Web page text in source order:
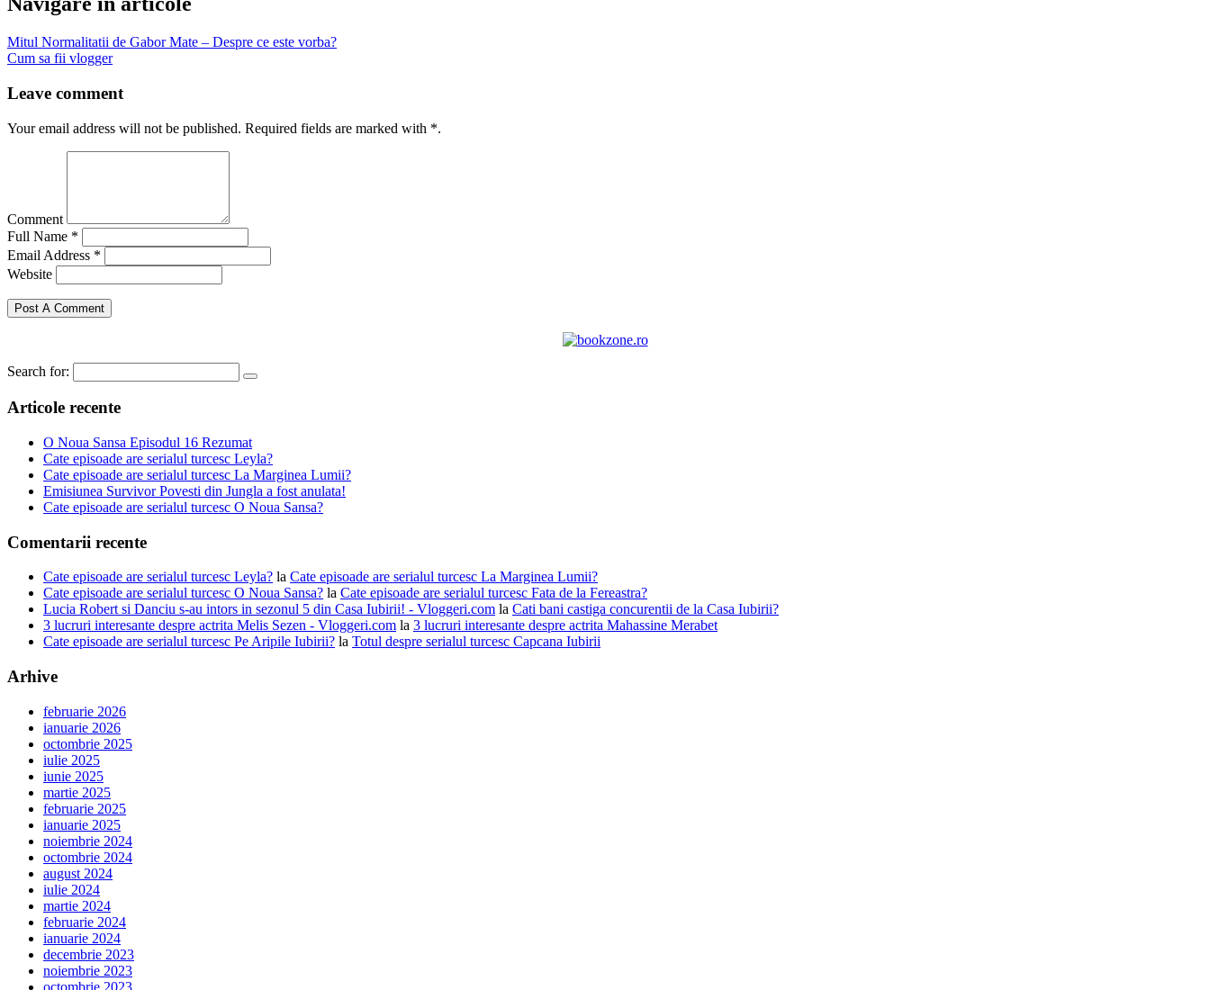
Mitul Normalitatii de Gabor Mate – Despre ce este vorba?
Cum sa fii vlogger
Leave comment
Your email address will not be published. Required fields are marked with *.
Comment
Full Name *
Email Address *
Website
Search for:
Articole recente
O Noua Sansa Episodul 16 Rezumat
Cate episoade are serialul turcesc Leyla?
Cate episoade are serialul turcesc La Marginea Lumii?
Emisiunea Survivor Povesti din Jungla a fost anulata!
Cate episoade are serialul turcesc O Noua Sansa?
Comentarii recente
Cate episoade are serialul turcesc Leyla? la Cate episoade are serialul turcesc La Marginea Lumii?
Cate episoade are serialul turcesc O Noua Sansa? la Cate episoade are serialul turcesc Fata de la Fereastra?
Lucia Robert si Danciu s-au intors in sezonul 5 din Casa Iubirii! - Vloggeri.com la Cati bani castiga concurentii de la Casa Iubirii?
3 lucruri interesante despre actrita Melis Sezen - Vloggeri.com la 3 lucruri interesante despre actrita Mahassine Merabet
Cate episoade are serialul turcesc Pe Aripile Iubirii? la Totul despre serialul turcesc Capcana Iubirii
Arhive
februarie 2026
ianuarie 2026
octombrie 2025
iulie 2025
iunie 2025
martie 2025
februarie 2025
ianuarie 2025
noiembrie 2024
octombrie 2024
august 2024
iulie 2024
martie 2024
februarie 2024
ianuarie 2024
decembrie 2023
noiembrie 2023
octombrie 2023